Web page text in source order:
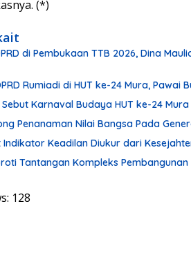
(*)
di Pembukaan TTB 2026, Dina
Rumiadi di HUT ke-24 Mura,
Karnaval Budaya HUT ke-24
Penanaman Nilai Bangsa Pada
Indikator Keadilan Diukur dari
Tantangan Kompleks Pembangunan
128